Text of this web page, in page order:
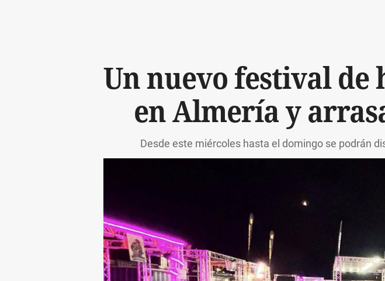
Un nuevo festival de
en Almería y
Desde este miércoles hasta el domingo se podrán